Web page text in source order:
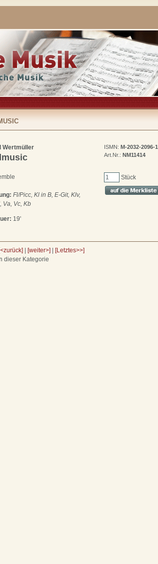
Wertmüller
Fl/Picc, Kl in B, E-Git, Klv,
Va, Vc, Kb
ISMN: M-2032-2096-1
Art.Nr.: NM11414
Stück
19'
[<zurück] [weiter>]
[Letztes>>]
dieser Kategorie